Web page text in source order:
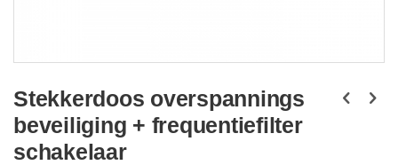
naar
het
begin
de
Stekkerdoos overspannings
beveiliging + frequentiefilter
schakelaar